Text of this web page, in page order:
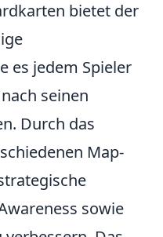
bietet der
es jedem Spieler
seinen
Durch das
Map-
sowie